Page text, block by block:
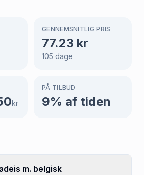
GENNEMSNITLIG PRIS
77.23 kr
105 dage
kr
PÅ TILBUD
9% af tiden
m. belgisk